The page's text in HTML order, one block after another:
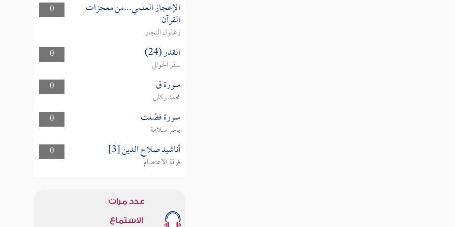
0 الإعجاز العلمي...من معجزات
القرآن
زغلول النجار
0
القدر (24)
سفر الحوالي
0
سورة ق
محمد ركابي
0
سورة فصّلت
ياسر سلامة
0
أناشيد صلاح الدين [3]
فرقة الاعتصام
عدد مرات
الاستماع